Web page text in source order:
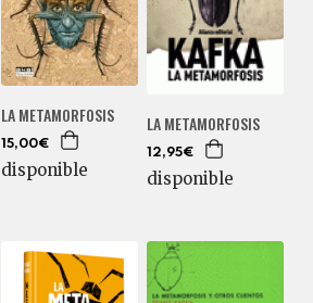
LA METAMORFOSIS
15,00€
disponible
LA METAMORFOSIS
12,95€
disponible